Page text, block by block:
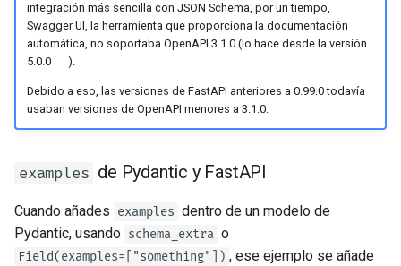
integración más sencilla con JSON Schema, por un tiempo,
Swagger UI, la herramienta que proporciona la documentación
automática, no soportaba OpenAPI 3.1.0 (lo hace desde la versión
5.0.0 🎉).
Debido a eso, las versiones de FastAPI anteriores a 0.99.0 todavía
usaban versiones de OpenAPI menores a 3.1.0.
examples de Pydantic y FastAPI
Cuando añades examples dentro de un modelo de
Pydantic, usando schema_extra o
Field(examples=["something"]) , ese ejemplo se añade